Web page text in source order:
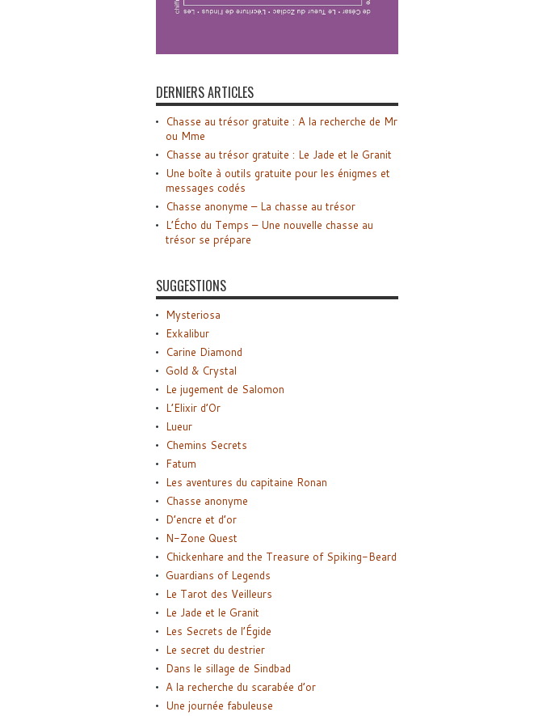
DERNIERS ARTICLES
Chasse au trésor gratuite : A la recherche de Mr
ou Mme
Chasse au trésor gratuite : Le Jade et le Granit
Une boîte à outils gratuite pour les énigmes et
messages codés
Chasse anonyme – La chasse au trésor
L’Écho du Temps – Une nouvelle chasse au
trésor se prépare
SUGGESTIONS
Mysteriosa
Exkalibur
Carine Diamond
Gold & Crystal
Le jugement de Salomon
L’Elixir d’Or
Lueur
Chemins Secrets
Fatum
Les aventures du capitaine Ronan
Chasse anonyme
D’encre et d’or
N-Zone Quest
Chickenhare and the Treasure of Spiking-Beard
Guardians of Legends
Le Tarot des Veilleurs
Le Jade et le Granit
Les Secrets de l’Égide
Le secret du destrier
Dans le sillage de Sindbad
A la recherche du scarabée d’or
Une journée fabuleuse